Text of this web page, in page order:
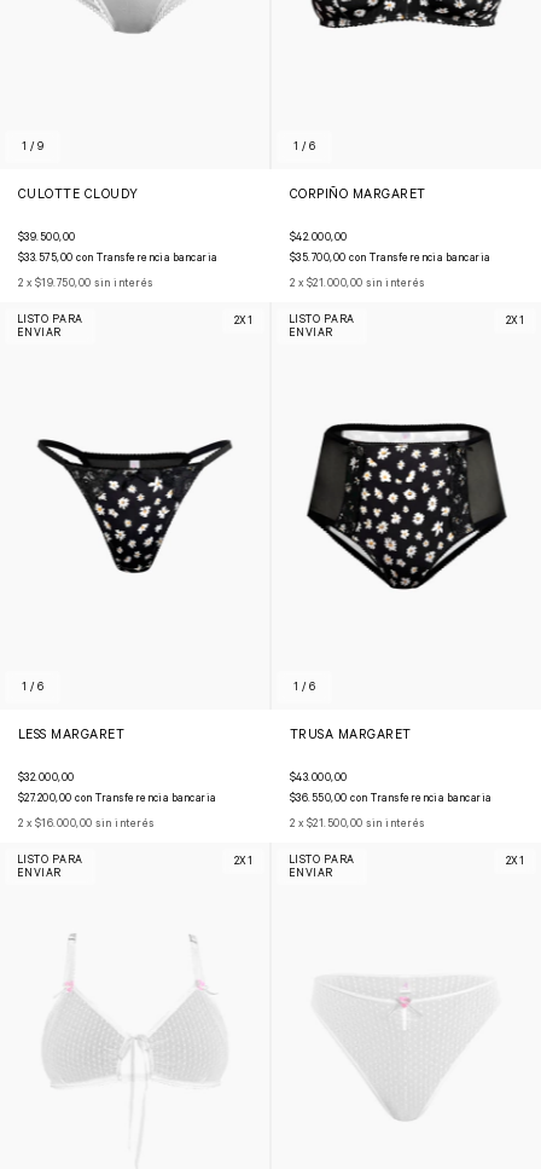
1 /9
CULOTTE CLOUDY
$39.500,00
$33.575,00con Transferencia bancaria
2 x $19.750,00 sin interés
1 /6
CORPIÑO MARGARET
$42.000,00
$35.700,00con Transferencia bancaria
2 x $21.000,00 sin interés
1 /6
2X1
LESS MARGARET
$32.000,00
$27.200,00con Transferencia bancaria
2 x $16.000,00 sin interés
LISTO PARA
ENVIAR
1 /6
2X1
TRUSA MARGARET
$43.000,00
$36.550,00con Transferencia bancaria
2 x $21.500,00 sin interés
LISTO PARA
ENVIAR
2X1
LISTO PARA
ENVIAR
2X1
LISTO PARA
ENVIAR